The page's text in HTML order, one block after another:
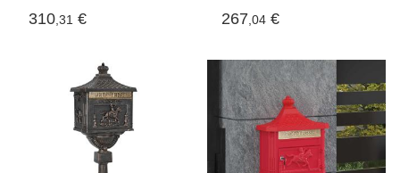
cm (Noir)
310,31 €
117 cm
267,04 €